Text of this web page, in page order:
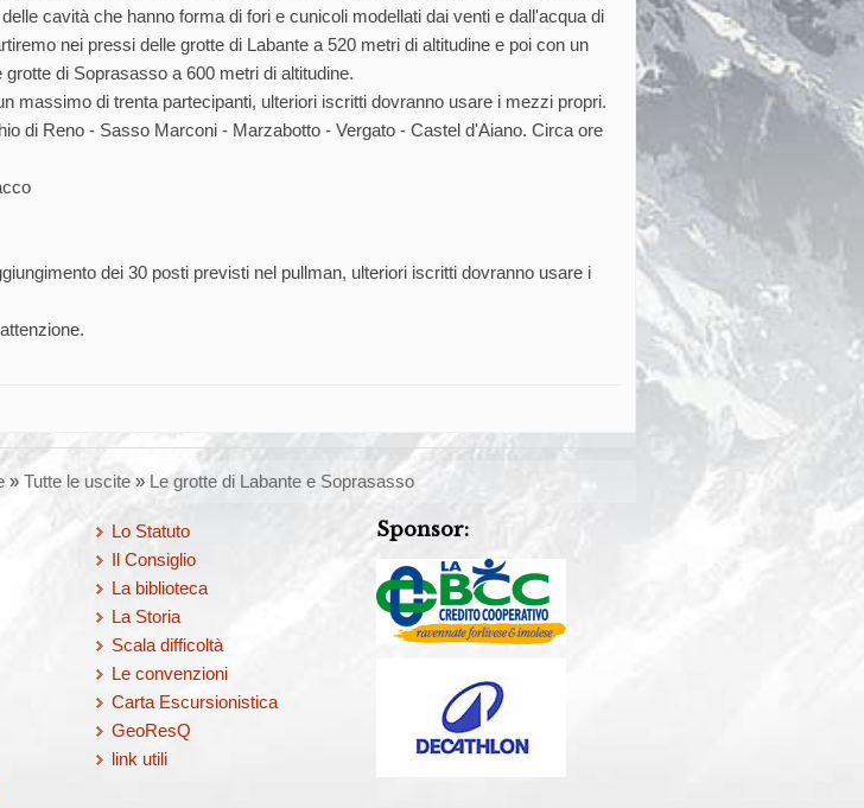
cavità che hanno forma di fori e cunicoli modellati dai venti e dall'acqua di
nei pressi delle grotte di Labante a 520 metri di altitudine e poi con un
di Soprasasso a 600 metri di altitudine.
massimo di trenta partecipanti, ulteriori iscritti dovranno usare i mezzi propri.
di Reno - Sasso Marconi - Marzabotto - Vergato - Castel d'Aiano. Circa ore
dei 30 posti previsti nel pullman, ulteriori iscritti dovranno usare i
» Tutte le uscite» Le grotte di Labante e Soprasasso
Lo Statuto
Il Consiglio
La biblioteca
La Storia
Scala difficoltà
Le convenzioni
Carta Escursionistica
GeoResQ
link utili
Sponsor: